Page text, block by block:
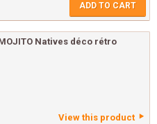
ADD TO CART
Natives déco rétro
View this product